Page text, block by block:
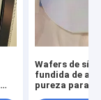
Wafers de
fundida de
pureza para